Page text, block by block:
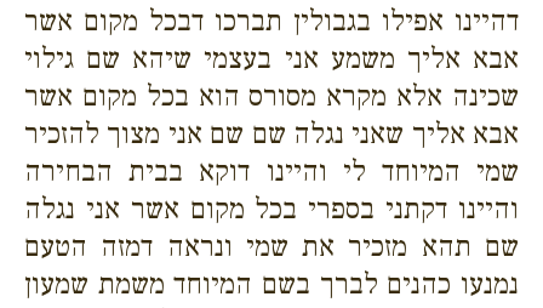
דהיינו אפילו בגבולין תברכו דבכל מקום אשר
אבא אליך משמע אני בעצמי שיהא שם גילוי
שכינה אלא מקרא מסורס הוא בכל מקום אשר
אבא אליך שאני נגלה שם שם אני מצוך להזכיר
שמי המיוחד לי והיינו דוקא בבית הבחירה
והיינו דקתני בספרי בכל מקום אשר אני נגלה
שם תהא מזכיר את שמי ונראה דמזה הטעם
נמנעו כהנים לברך בשם המיוחד משמת שמעון